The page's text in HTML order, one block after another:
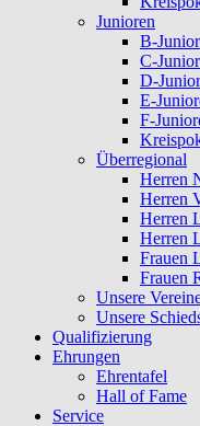
Junioren
B-
C-
D-
E-
F-
Überregional
Herren
Herren
Herren
Herren
Frauen
Frauen
Unsere
Unsere
Qualifizierung
Ehrungen
Ehrentafel
Hall of Fame
Service